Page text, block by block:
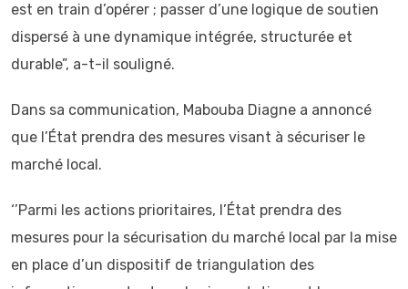
est en train d’opérer ; passer d’une logique de soutien
dispersé à une dynamique intégrée, structurée et
durable”, a-t-il souligné.
Dans sa communication, Mabouba Diagne a annoncé
que l’État prendra des mesures visant à sécuriser le
marché local.
‘’Parmi les actions prioritaires, l’État prendra des
mesures pour la sécurisation du marché local par la mise
en place d’un dispositif de triangulation des